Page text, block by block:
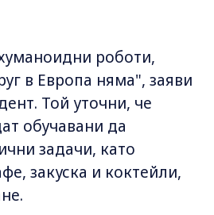
роботи,
в Европа няма", заяви
Той уточни, че
обучавани да
задачи, като
закуска и коктейли,